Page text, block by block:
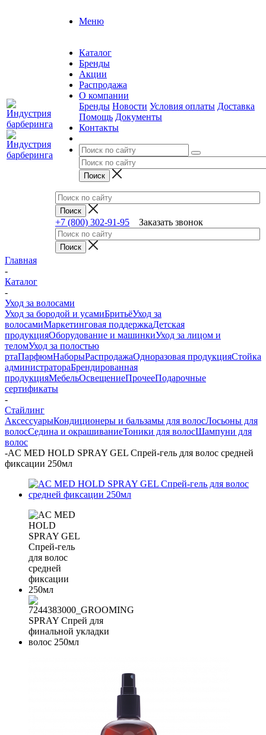
Меню
Каталог
Бренды
Акции
Распродажа
О компании
Бренды Новости Условия оплаты Доставка
Помощь Документы
Контакты
+7 (800) 302-91-95 Заказать звонок
Главная
-
Каталог
-
Уход за волосами
Уход за бородой и усамиБритьёУход за
волосамиМаркетинговая поддержкаДетская
продукцияОборудование и машинкиУход за лицом и
теломУход за полостью
ртаПарфюмНаборыРаспродажаОдноразовая продукцияСтойка
администратораБрендированная
продукцияМебельОсвещениеПрочееПодарочные
сертификаты
-
Стайлинг
АксессуарыКондиционеры и бальзамы для волосЛосьоны для
волосСедина и окрашиваниеТоники для волосШампуни для
волос
-AC MED HOLD SPRAY GEL Спрей-гель для волос средней
фиксации 250мл